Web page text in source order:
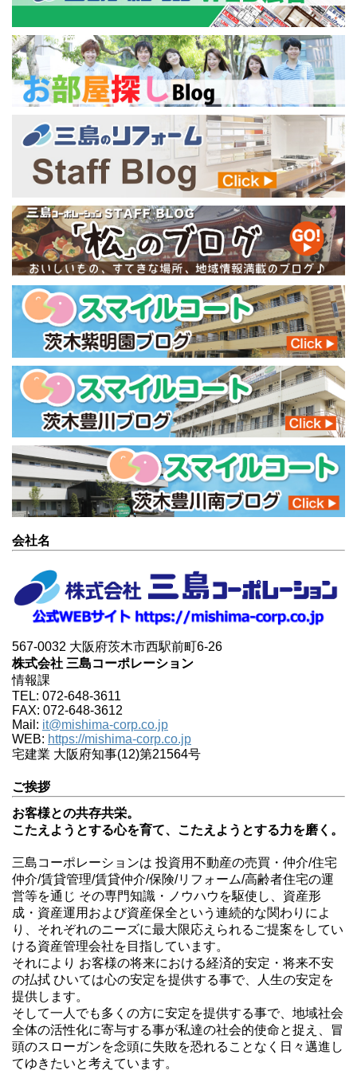
会社名
567-0032 大阪府茨木市西駅前町6-26
株式会社 三島コーポレーション
情報課
TEL: 072-648-3611
FAX: 072-648-3612
Mail: it@mishima-corp.co.jp
WEB: https://mishima-corp.co.jp
宅建業 大阪府知事(12)第21564号
ご挨拶
お客様との共存共栄。
こたえようとする心を育て、こたえようとする力を磨く。
三島コーポレーションは 投資用不動産の売買・仲介/住宅
仲介/賃貸管理/賃貸仲介/保険/リフォーム/高齢者住宅の運
営等を通じ その専門知識・ノウハウを駆使し、資産形
成・資産運用および資産保全という連続的な関わりによ
り、それぞれのニーズに最大限応えられるご提案をしてい
ける資産管理会社を目指しています。
それにより お客様の将来における経済的安定・将来不安
の払拭 ひいては心の安定を提供する事で、人生の安定を
提供します。
そして一人でも多くの方に安定を提供する事で、地域社会
全体の活性化に寄与する事が私達の社会的使命と捉え、冒
頭のスローガンを念頭に失敗を恐れることなく日々邁進し
てゆきたいと考えています。